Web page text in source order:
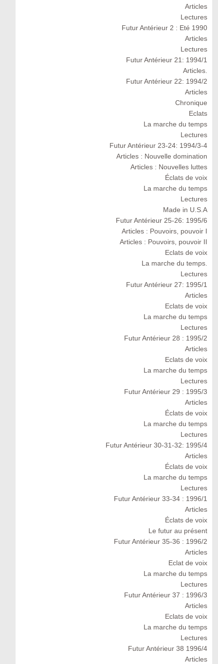
Articles
Lectures
Futur Antérieur 2 : Eté 1990
Articles
Lectures
Futur Antérieur 21: 1994/1
Articles.
Futur Antérieur 22: 1994/2
Articles
Chronique
Eclats
La marche du temps
Lectures
Futur Antérieur 23-24: 1994/3-4
Articles : Nouvelle domination
Articles : Nouvelles luttes
Éclats de voix
La marche du temps
Lectures
Made in U.S.A
Futur Antérieur 25-26: 1995/6
Articles : Pouvoirs, pouvoir I
Articles : Pouvoirs, pouvoir II
Eclats de voix
La marche du temps.
Lectures
Futur Antérieur 27: 1995/1
Articles
Eclats de voix
La marche du temps
Lectures
Futur Antérieur 28 : 1995/2
Articles
Eclats de voix
La marche du temps
Lectures
Futur Antérieur 29 : 1995/3
Articles
Éclats de voix
La marche du temps
Lectures
Futur Antérieur 30-31-32: 1995/4
Articles
Éclats de voix
La marche du temps
Lectures
Futur Antérieur 33-34 : 1996/1
Articles
Éclats de voix
Le futur au présent
Futur Antérieur 35-36 : 1996/2
Articles
Eclat de voix
La marche du temps
Lectures
Futur Antérieur 37 : 1996/3
Articles
Eclats de voix
La marche du temps
Lectures
Futur Antérieur 38 1996/4
Articles